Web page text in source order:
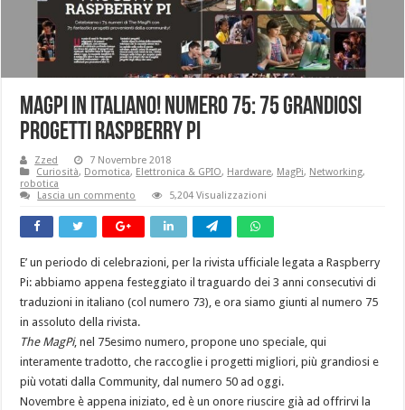
MagPi In Italiano! Numero 75: 75 Grandiosi
Progetti Raspberry Pi
Zzed
7 Novembre 2018
Curiosità, Domotica, Elettronica & GPIO, Hardware, MagPi, Networking,
robotica
Lascia un commento
5,204 Visualizzazioni
E’ un periodo di celebrazioni, per la rivista ufficiale legata a Raspberry
Pi: abbiamo appena festeggiato il traguardo dei 3 anni consecutivi di
traduzioni in italiano (col numero 73), e ora siamo giunti al numero 75
in assoluto della rivista.
The MagPi, nel 75esimo numero, propone uno speciale, qui
interamente tradotto, che raccoglie i progetti migliori, più grandiosi e
più votati dalla Community, dal numero 50 ad oggi.
Novembre è appena iniziato, ed è un onore riuscire già ad offrirvi la